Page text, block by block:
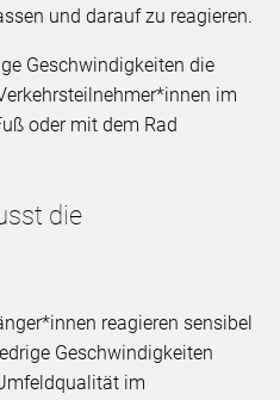
und darauf zu reagieren.
Geschwindigkeiten die
im
oder mit dem Rad
die
reagieren sensibel
Geschwindigkeiten
im